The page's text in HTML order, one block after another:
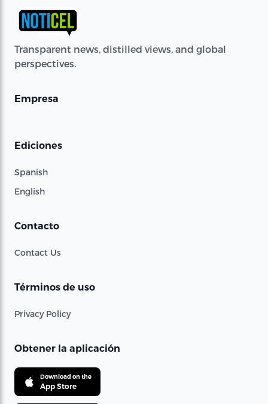
Transparent news, distilled views, and global
perspectives.
Empresa
Ediciones
Spanish
English
Contacto
Contact Us
Términos de uso
Privacy Policy
Obtener la aplicación
Download on the
App Store